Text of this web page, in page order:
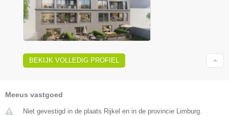
BEKIJK VOLLEDIG PROFIEL
Meeus vastgoed
Niet gevestigd in de plaats Rijkel en in de provincie Limburg.